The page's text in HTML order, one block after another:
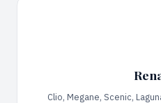
Clio, Megane, Scenic,